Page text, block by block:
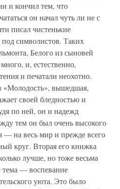
и кончил тем, что
он начал чуть ли не с
писал чистенькие
символистов. Таких
Белого из сыновей
и, естественно,
и печатали неохотно.
«Молодость», вышедшая,
своей бледностью и
по ней, он и надежд
тем он был очень высокого
— на весь мир и прежде всего
круг. Вторая его книжка
лучше, но тоже весьма
тема — воспевание
уюта. Это было